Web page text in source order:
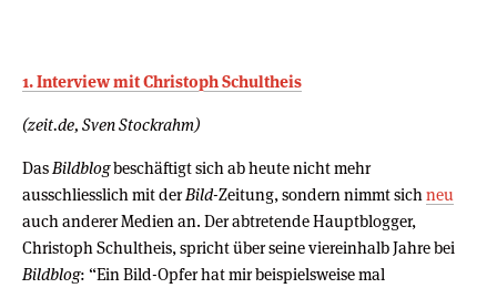
1. Interview mit Christoph Schultheis
(zeit.de, Sven Stockrahm)
Das Bildblogbeschäftigt sich ab heute nicht mehr
ausschliesslich mit derBild-Zeitung, sondern nimmt sich neu
auch anderer Medien an. Der abtretende Hauptblogger,
Christoph Schultheis, spricht über seine viereinhalb Jahre bei
Bildblog: “Ein Bild-Opfer hat mir beispielsweise mal